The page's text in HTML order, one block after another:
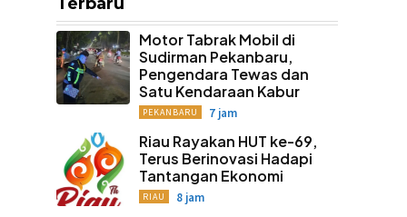
Motor Tabrak Mobil di
Sudirman Pekanbaru,
Pengendara Tewas dan
Satu Kendaraan Kabur
PEKANBARU 7 jam
Riau Rayakan HUT ke-69,
Terus Berinovasi Hadapi
Tantangan Ekonomi
RIAU 8 jam